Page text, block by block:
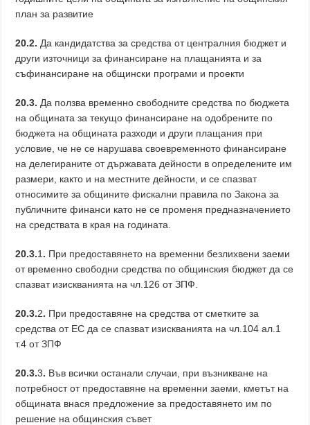
план за развитие
20.2. Да кандидатства за средства от централния бюджет и
други източници за финансиране на плащанията и за
съфинансиране на общински програми и проекти
20.3. Да ползва временно свободните средства по бюджета
на общината за текущо финансиране на одобрените по
бюджета на общината разходи и други плащания при
условие, че не се нарушава своевременното финансиране
на делегираните от държавата дейности в определените им
размери, както и на местните дейности, и се спазват
относимите за общините фискални правила по Закона за
публичните финанси като не се променя предназначението
на средствата в края на годината.
20.3.1 . При предоставянето на временни безлихвени заеми
от временно свободни средства по общинския бюджет да се
спазват изискванията на чл.126 от ЗПФ.
20.3.2. При предоставяне на средства от сметките за
средства от ЕС да се спазват изискванията на чл.104 ал.1
т.4 от ЗПФ
20.3.3. Във всички останали случаи, при възникване на
потребност от предоставяне на временни заеми, кметът на
общината внася предложение за предоставянето им по
решение на общинския съвет